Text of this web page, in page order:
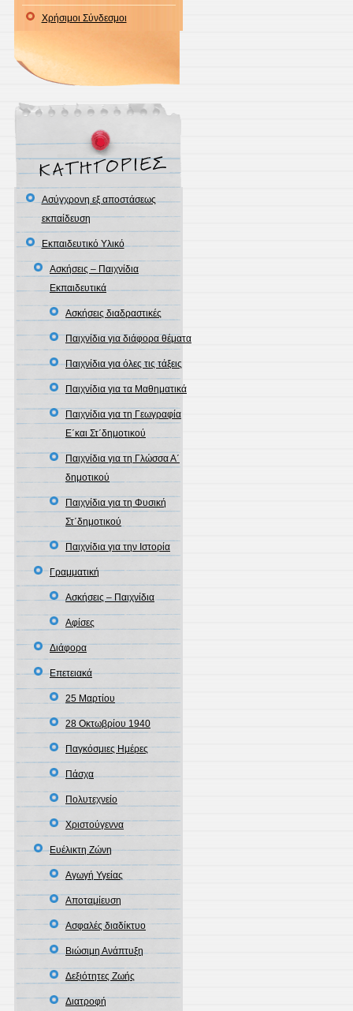
Χρήσιμοι Σύνδεσμοι
Ασύγχρονη εξ αποστάσεως
εκπαίδευση
Εκπαιδευτικό Υλικό
Ασκήσεις – Παιχνίδια
Εκπαιδευτικά
Ασκήσεις διαδραστικές
Παιχνίδια για διάφορα θέματα
Παιχνίδια για όλες τις τάξεις
Παιχνίδια για τα Μαθηματικά
Παιχνίδια για τη Γεωγραφία
Ε΄και Στ΄δημοτικού
Παιχνίδια για τη Γλώσσα Α΄
δημοτικού
Παιχνίδια για τη Φυσική
Στ΄δημοτικού
Παιχνίδια για την Ιστορία
Γραμματική
Ασκήσεις – Παιχνίδια
Αφίσες
Διάφορα
Επετειακά
25 Μαρτίου
28 Οκτωβρίου 1940
Παγκόσμιες Ημέρες
Πάσχα
Πολυτεχνείο
Χριστούγεννα
Ευέλικτη Ζώνη
Αγωγή Υγείας
Αποταμίευση
Ασφαλές διαδίκτυο
Βιώσιμη Ανάπτυξη
Δεξιότητες Ζωής
Διατροφή